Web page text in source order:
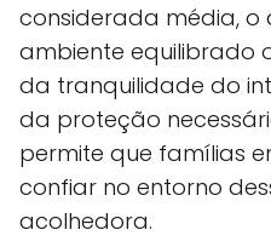
considerada média, o
ambiente equilibrado
da tranquilidade do
da proteção
permite que famílias
confiar no entorno
acolhedora.